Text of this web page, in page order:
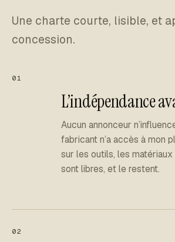
Une charte courte, lisible, et
concession.
01
L’indépendance
Aucun annonceur
fabricant n’a accès à mon
sur les outils, les matériaux
sont libres, et le restent.
02